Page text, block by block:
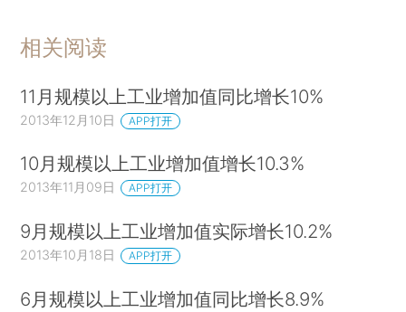
相关阅读
11月规模以上工业增加值同比增长10%
2013年12月10日 APP打开
10月规模以上工业增加值增长10.3%
2013年11月09日 APP打开
9月规模以上工业增加值实际增长10.2%
2013年10月18日 APP打开
6月规模以上工业增加值同比增长8.9%